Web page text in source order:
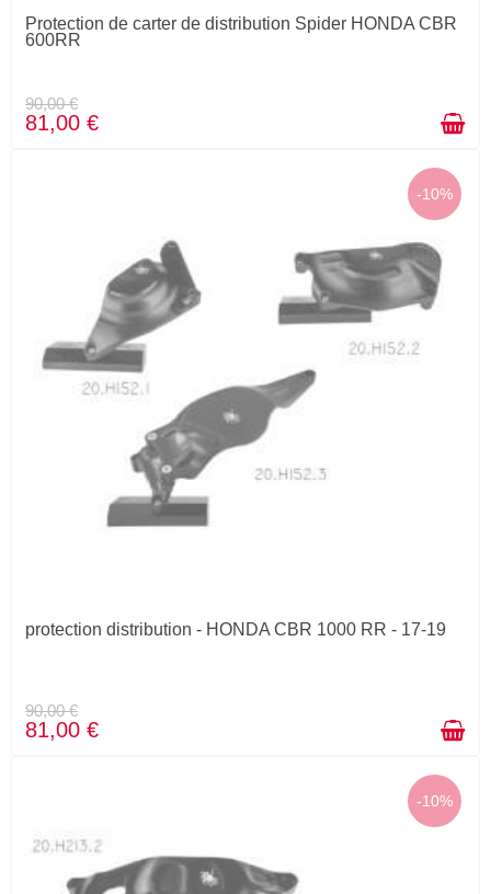
Protection de carter de distribution Spider HONDA CBR
600RR
90,00 €
81,00 €
-10%
protection distribution - HONDA CBR 1000 RR - 17-19
90,00 €
81,00 €
-10%